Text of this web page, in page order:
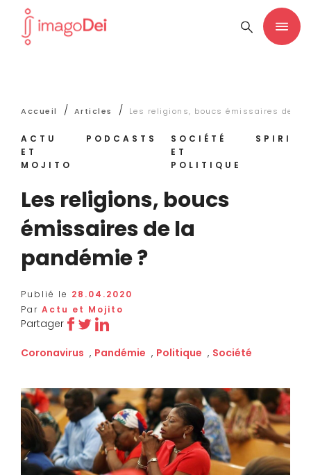
Accueil / Articles / Les religions, boucs émissaires de la
ACTU
ET
MOJITO
PODCASTS
SOCIÉTÉ
ET
POLITIQUE
Les religions, boucs
émissaires de la
pandémie ?
Publié le 28.04.2020
Par Actu et Mojito
Partager
Coronavirus , Pandémie , Politique , Société